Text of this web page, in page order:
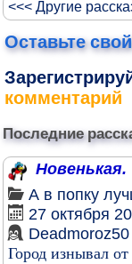
<<< Другие
Оставьте
комментарий
Последние
А в попку
27 октября
Deadmoroz50
Город изнывал